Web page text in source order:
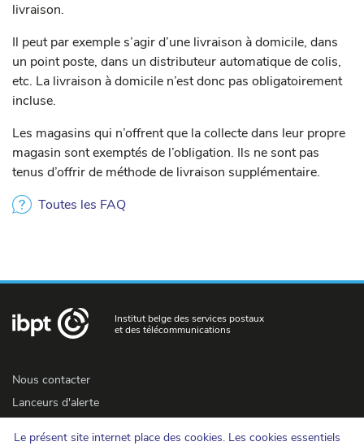
Le présent site internet place des cookies. Les cookies essentiels
livraison.
Il peut par exemple s’agir d’une livraison à domicile, dans
un point poste, dans un distributeur automatique de colis,
etc. La livraison à domicile n’est donc pas obligatoirement
incluse.
Les magasins qui n’offrent que la collecte dans leur propre
magasin sont exemptés de l’obligation. Ils ne sont pas
tenus d’offrir de méthode de livraison supplémentaire.
Toutes les FAQ
Institut belge des services postaux
et des télécommunications
Nous contacter
Lanceurs d'alerte